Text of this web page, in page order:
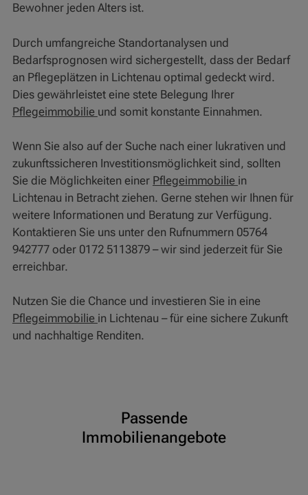
Bewohner jeden Alters ist.
Durch umfangreiche Standortanalysen und
Bedarfsprognosen wird sichergestellt, dass der Bedarf
an Pflegeplätzen in Lichtenau optimal gedeckt wird.
Dies gewährleistet eine stete Belegung Ihrer
Pflegeimmobilie und somit konstante Einnahmen.
Wenn Sie also auf der Suche nach einer lukrativen und
zukunftssicheren Investitionsmöglichkeit sind, sollten
Sie die Möglichkeiten einer Pflegeimmobilie in
Lichtenau in Betracht ziehen. Gerne stehen wir Ihnen für
weitere Informationen und Beratung zur Verfügung.
Kontaktieren Sie uns unter den Rufnummern 05764
942777 oder 0172 5113879 – wir sind jederzeit für Sie
erreichbar.
Nutzen Sie die Chance und investieren Sie in eine
Pflegeimmobilie in Lichtenau – für eine sichere Zukunft
und nachhaltige Renditen.
Passende
Immobilienangebote